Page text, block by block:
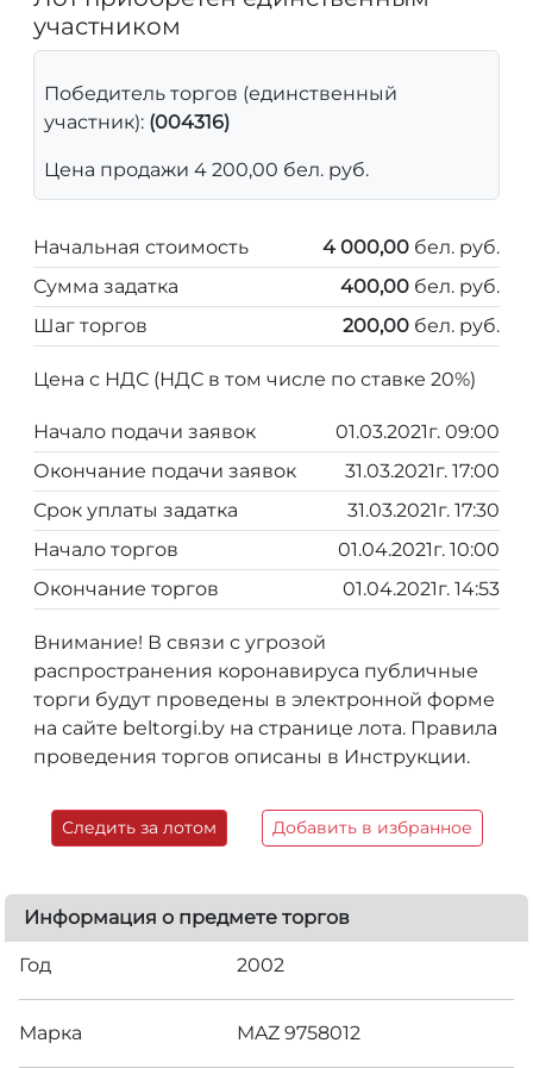
участником
Победитель торгов (единственный
участник): (004316)
Цена продажи 4 200,00 бел. руб.
Начальная стоимость 4 000,00 бел. руб.
Сумма задатка
400,00 бел. руб.
Шаг торгов
200,00 бел. руб.
Цена с НДС (НДС в том числе по ставке 20%)
Начало подачи заявок
01.03.2021г. 09:00
Окончание подачи заявок
31.03.2021г. 17:00
Срок уплаты задатка
31.03.2021г. 17:30
Начало торгов
01.04.2021г. 10:00
Окончание торгов
01.04.2021г. 14:53
Внимание! В связи с угрозой
распространения коронавируса публичные
торги будут проведены в электронной форме
на сайте beltorgi.by на странице лота. Правила
проведения торгов описаны в Инструкции.
Следить за лотом Добавить в избранное
Информация о предмете торгов
Год 2002
Марка MAZ 9758012